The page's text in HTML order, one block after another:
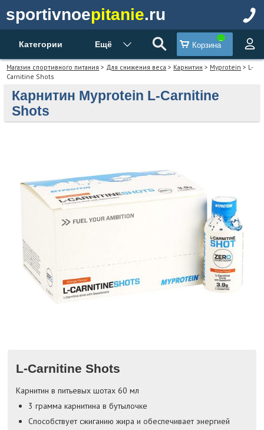
sportivnoepitanie.ru
Категории Ещё Корзина
Магазин спортивного питания > Для снижения веса > Карнитин > Myprotein > L-
Carnitine Shots
Карнитин Myprotein L-Carnitine
Shots
L-Carnitine Shots
Карнитин в питьевых шотах 60 мл
3 грамма карнитина в бутылочке
Способствует сжиганию жира и обеспечивает энергией